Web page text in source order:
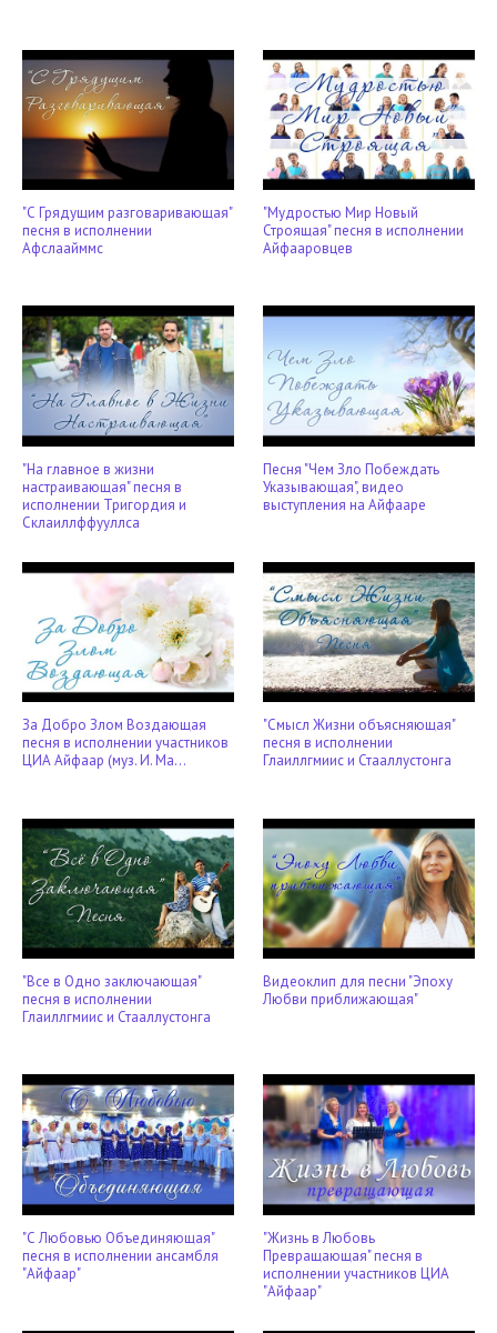
"С Грядущим разговаривающая"
песня в исполнении
Афслаайммс
"Мудростью Мир Новый
Строящая" песня в исполнении
Айфааровцев
"На главное в жизни
настраивающая" песня в
исполнении Тригордия и
Склаиллффууллса
Песня "Чем Зло Побеждать
Указывающая", видео
выступления на Айфааре
За Добро Злом Воздающая
песня в исполнении участников
ЦИА Айфаар (муз. И. Ма...
"Смысл Жизни объясняющая"
песня в исполнении
Глаиллгмиис и Стааллустонга
"Все в Одно заключающая"
песня в исполнении
Глаиллгмиис и Стааллустонга
Видеоклип для песни "Эпоху
Любви приближающая"
"С Любовью Объединяющая"
песня в исполнении ансамбля
"Айфаар"
"Жизнь в Любовь
Превращающая" песня в
исполнении участников ЦИА
"Айфаар"